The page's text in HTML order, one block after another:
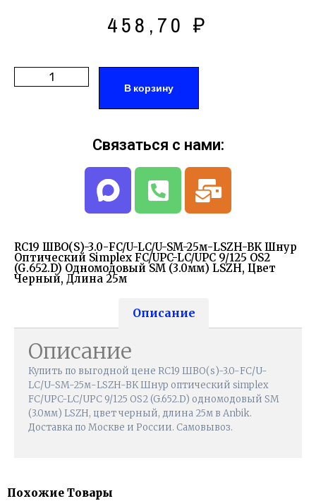
458,70₽
В корзину
RC19 ШВО(s)-3.0-FC/U-LC/U-SM-25м-LSZH-BK Шнур
Оптический Simplex FC/UPC-LC/UPC 9/125 OS2
(G.652.D) Одномодовый SM (3.0мм) LSZH, Цвет
Черный, Длина 25м
Описание
Описание
Купить по выгодной цене RC19 ШВО(s)-3.0-FC/U-
LC/U-SM-25м-LSZH-BK Шнур оптический simplex
FC/UPC-LC/UPC 9/125 OS2 (G.652.D) одномодовый SM
(3.0мм) LSZH, цвет черный, длина 25м в Anbik.
Доставка по Москве и России. Самовывоз.
Связаться с нами:
Похожие Товары